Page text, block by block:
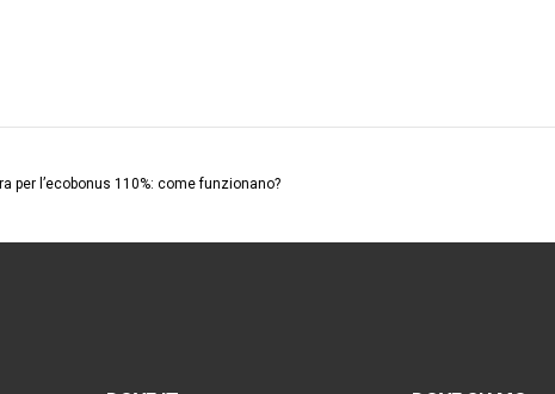
per l’ecobonus 110%: come funzionano?